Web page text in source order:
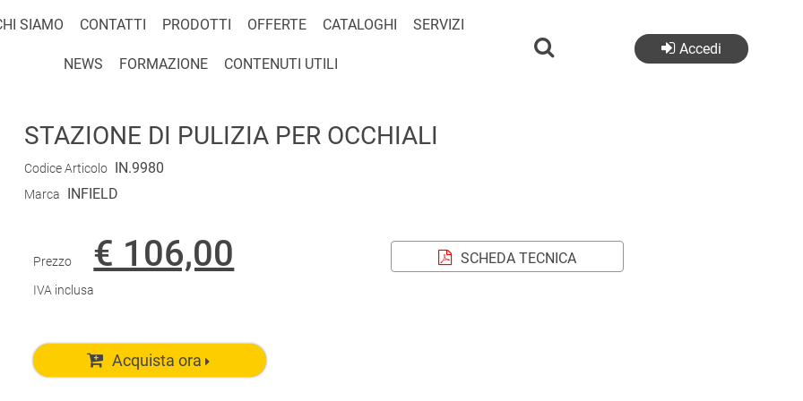
SIAMO CONTATTI PRODOTTI OFFERTE CATALOGHI SERVIZI
NEWS FORMAZIONE CONTENUTI UTILI
Accedi
STAZIONE DI PULIZIA PER OCCHIALI
Codice Articolo IN.9980
Marca INFIELD
Prezzo € 106,00
IVA inclusa
SCHEDA TECNICA
Acquista ora